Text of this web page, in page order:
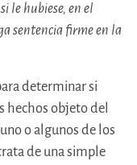
le hubiese, en el
sentencia firme en la
determinar si
hechos objeto del
o algunos de los
de una simple